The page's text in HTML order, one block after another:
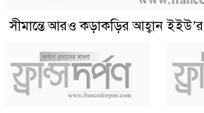
সীমান্তে আরও কড়াকড়ির আহ্বান ইইউ’র